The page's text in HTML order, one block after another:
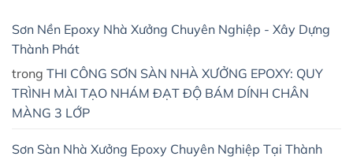
Sơn Nền Epoxy Nhà Xưởng Chuyên Nghiệp - Xây Dựng
Thành Phát
trong THI CÔNG SƠN SÀN NHÀ XƯỞNG EPOXY: QUY
TRÌNH MÀI TẠO NHÁM ĐẠT ĐỘ BÁM DÍNH CHÂN
MÀNG 3 LỚP
Sơn Sàn Nhà Xưởng Epoxy Chuyên Nghiệp Tại Thành